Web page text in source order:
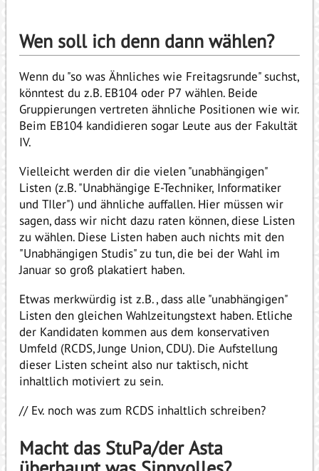
Wen soll ich denn dann wählen?
Wenn du "so was Ähnliches wie Freitagsrunde" suchst,
könntest du z.B. EB104 oder P7 wählen. Beide
Gruppierungen vertreten ähnliche Positionen wie wir.
Beim EB104 kandidieren sogar Leute aus der Fakultät
IV.
Vielleicht werden dir die vielen "unabhängigen"
Listen (z.B. "Unabhängige E-Techniker, Informatiker
und TIler") und ähnliche auffallen. Hier müssen wir
sagen, dass wir nicht dazu raten können, diese Listen
zu wählen. Diese Listen haben auch nichts mit den
"Unabhängigen Studis" zu tun, die bei der Wahl im
Januar so groß plakatiert haben.
Etwas merkwürdig ist z.B., dass alle "unabhängigen"
Listen den gleichen Wahlzeitungstext haben. Etliche
der Kandidaten kommen aus dem konservativen
Umfeld (RCDS, Junge Union, CDU). Die Aufstellung
dieser Listen scheint also nur taktisch, nicht
inhaltlich motiviert zu sein.
// Ev. noch was zum RCDS inhaltlich schreiben?
Macht das StuPa/der Asta